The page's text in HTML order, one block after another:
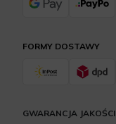
FORMY DOSTAWY
GWARANCJA JAKOŚCI